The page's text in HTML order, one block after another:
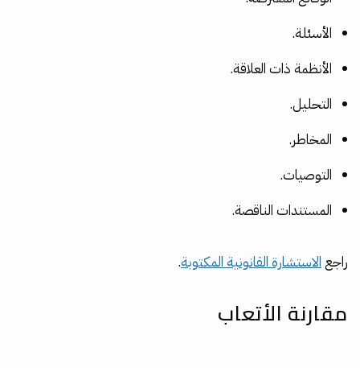
الأسئلة.
الأنظمة ذات العلاقة.
التحليل.
المخاطر.
التوصيات.
المستندات الناقصة.
راجع الاستشارة القانونية المكتوبة.
مقارنة الأتعاب